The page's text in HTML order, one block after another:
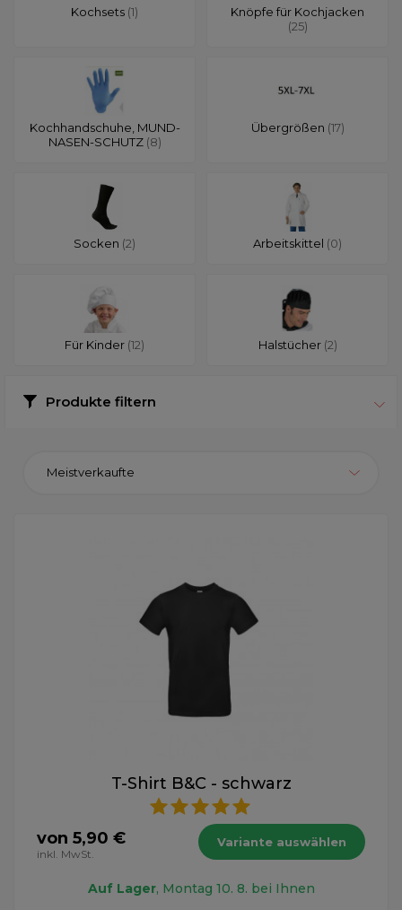
Kochsets (1)
Knöpfe für Kochjacken
(25)
Kochhandschuhe, MUND-
NASEN-SCHUTZ (8)
Übergrößen (17)
Socken (2) Arbeitskittel (0)
Für Kinder (12) Halstücher (2)
Produkte filtern
Meistverkaufte
T-Shirt B&C - schwarz
von 5,90 €
inkl. MwSt.
Variante auswählen
Auf Lager, Montag 10. 8. bei Ihnen